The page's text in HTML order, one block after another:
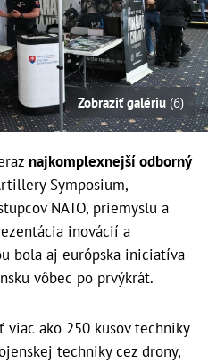
Zobraziť galériu (6)
najkomplexnejší odborný
Symposium,
NATO, priemyslu a
inovácií a
bola aj európska iniciatíva
vôbec po prvýkrát.
ako 250 kusov techniky
techniky cez drony,